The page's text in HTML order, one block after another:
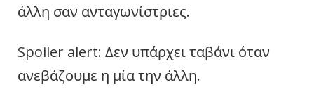
άλλη σαν ανταγωνίστριες.
Spoiler alert: Δεν υπάρχει ταβάνι όταν
ανεβάζουμε η μία την άλλη.